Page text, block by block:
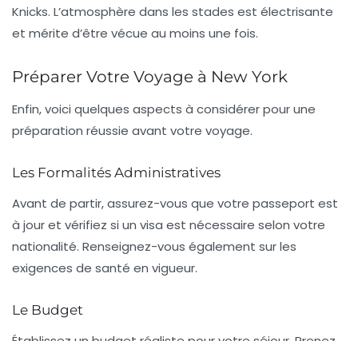
Knicks. L’atmosphère dans les stades est électrisante
et mérite d’être vécue au moins une fois.
Préparer Votre Voyage à New York
Enfin, voici quelques aspects à considérer pour une
préparation réussie avant votre voyage.
Les Formalités Administratives
Avant de partir, assurez-vous que votre passeport est
à jour et vérifiez si un visa est nécessaire selon votre
nationalité. Renseignez-vous également sur les
exigences de santé en vigueur.
Le Budget